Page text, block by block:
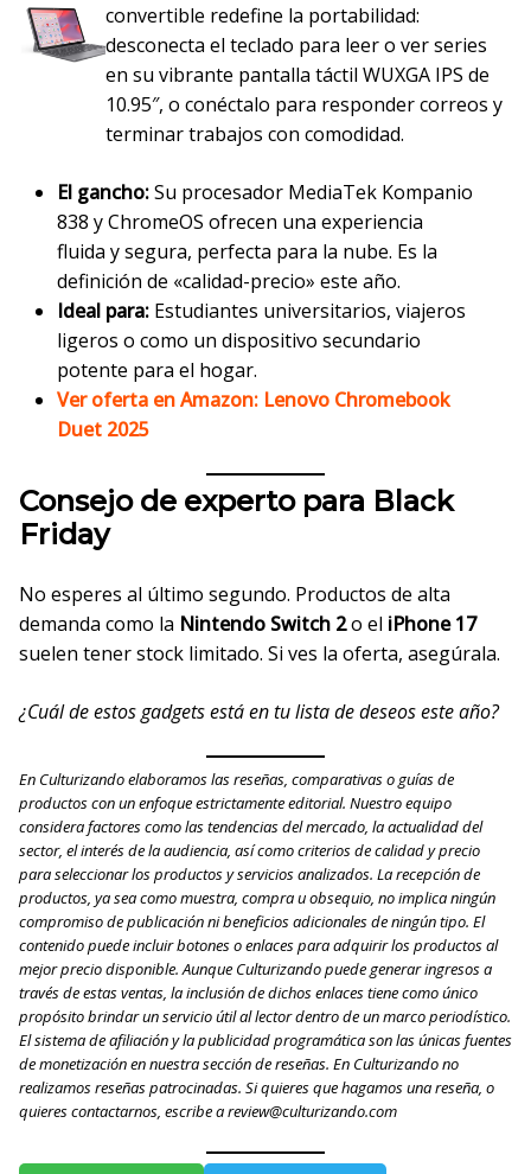
convertible redefine la portabilidad:
desconecta el teclado para leer o ver series
en su vibrante pantalla táctil WUXGA IPS de
10.95″, o conéctalo para responder correos y
terminar trabajos con comodidad.
El gancho:Su procesador MediaTek Kompanio
838 y ChromeOS ofrecen una experiencia
fluida y segura, perfecta para la nube. Es la
definición de «calidad-precio» este año.
Ideal para: Estudiantes universitarios, viajeros
ligeros o como un dispositivo secundario
potente para el hogar.
Ver oferta en Amazon: Lenovo Chromebook
Duet 2025
Consejo de experto para Black
Friday
No esperes al último segundo. Productos de alta
demanda como la Nintendo Switch 2o el iPhone 17
suelen tener stock limitado. Si ves la oferta, asegúrala.
¿Cuál de estos gadgets está en tu lista de deseos este año?
En Culturizando elaboramos las reseñas, comparativas o guías de
productos con un enfoque estrictamente editorial. Nuestro equipo
considera factores como las tendencias del mercado, la actualidad del
sector, el interés de la audiencia, así como criterios de calidad y precio
para seleccionar los productos y servicios analizados. La recepción de
productos, ya sea como muestra, compra u obsequio, no implica ningún
compromiso de publicación ni beneficios adicionales de ningún tipo. El
contenido puede incluir botones o enlaces para adquirir los productos al
mejor precio disponible. Aunque Culturizando puede generar ingresos a
través de estas ventas, la inclusión de dichos enlaces tiene como único
propósito brindar un servicio útil al lector dentro de un marco periodístico.
El sistema de afiliación y la publicidad programática son las únicas fuentes
de monetización en nuestra sección de reseñas. En Culturizando no
realizamos reseñas patrocinadas. Si quieres que hagamos una reseña, o
quieres contactarnos, escribe a review@culturizando.com